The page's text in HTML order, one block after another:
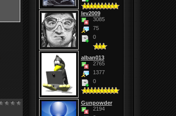
lev2009
3085
75
0
alban013
2765
1377
0
Gunpowder
2194